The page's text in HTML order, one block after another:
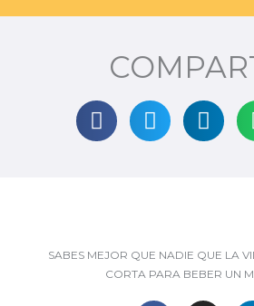
SABES MEJOR QUE NADIE QUE LA
CORTA PARA BEBER UN